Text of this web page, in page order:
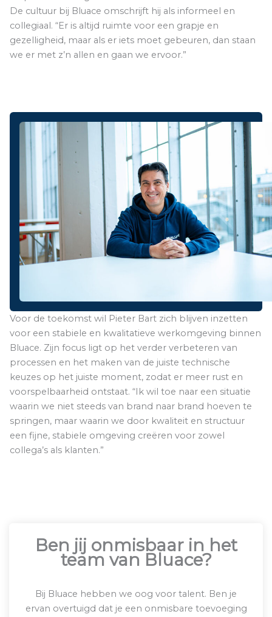
De cultuur bij Bluace omschrijft hij als informeel en
collegiaal. “Er is altijd ruimte voor een grapje en
gezelligheid, maar als er iets moet gebeuren, dan staan
we er met z’n allen en gaan we ervoor.”
Voor de toekomst wil Pieter Bart zich blijven inzetten
voor een stabiele en kwalitatieve werkomgeving binnen
Bluace. Zijn focus ligt op het verder verbeteren van
processen en het maken van de juiste technische
keuzes op het juiste moment, zodat er meer rust en
voorspelbaarheid ontstaat. “Ik wil toe naar een situatie
waarin we niet steeds van brand naar brand hoeven te
springen, maar waarin we door kwaliteit en structuur
een fijne, stabiele omgeving creëren voor zowel
collega’s als klanten.”
Ben jij onmisbaar in het
team van Bluace?
Bij Bluace hebben we oog voor talent. Ben je
ervan overtuigd dat je een onmisbare toevoeging